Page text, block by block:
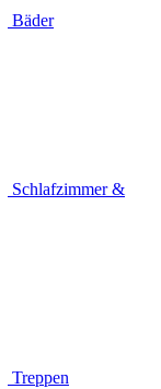
Bäder
Schlafzimmer &
Treppen